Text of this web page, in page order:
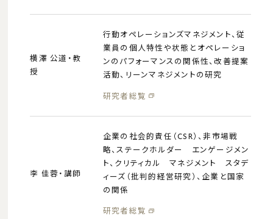
横澤 公道・教
授
行動オペレーションズマネジメント、従
業員の個人特性や状態とオペレーショ
ンのパフォーマンスの関係性、改善提案
活動、リーンマネジメントの研究
研究者総覧
李 佳蓉・講師
企業の社会的責任（CSR）、非市場戦
略、ステークホルダー エンゲージメン
ト、クリティカル マネジメント スタデ
ィーズ（批判的経営研究）、企業と国家
の関係
研究者総覧